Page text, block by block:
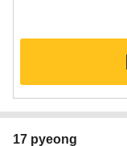
17 pyeong